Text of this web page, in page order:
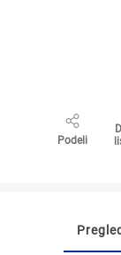
Podeli
Pregled